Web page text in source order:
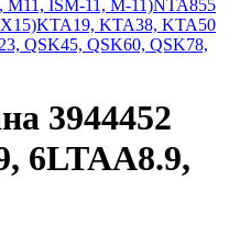
M11, ISM-11, M-11)NTA855
KTA19, KTA38, KTA50
QSK45, QSK60, QSK78,
3944452
6LTAA8.9,